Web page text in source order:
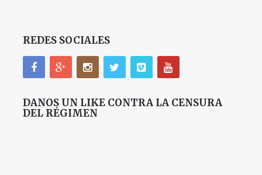
REDES SOCIALES
DANOS UN LIKE CONTRA LA CENSURA
DEL RÉGIMEN